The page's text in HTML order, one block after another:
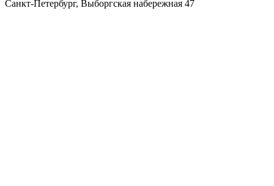
Санкт-Петербург, Выборгская набережная 47